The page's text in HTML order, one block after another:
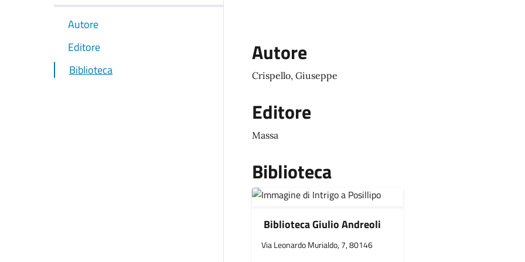
Autore
Editore
Biblioteca
Autore
Crispello, Giuseppe
Editore
Massa
Biblioteca
Biblioteca Giulio Andreoli
Via Leonardo Murialdo, 7, 80146